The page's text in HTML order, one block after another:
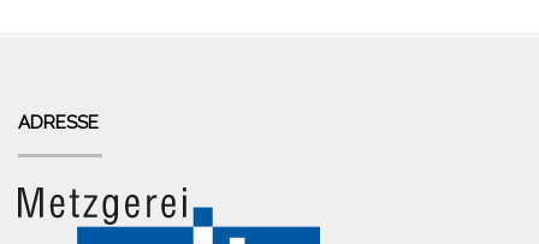
ADRESSE